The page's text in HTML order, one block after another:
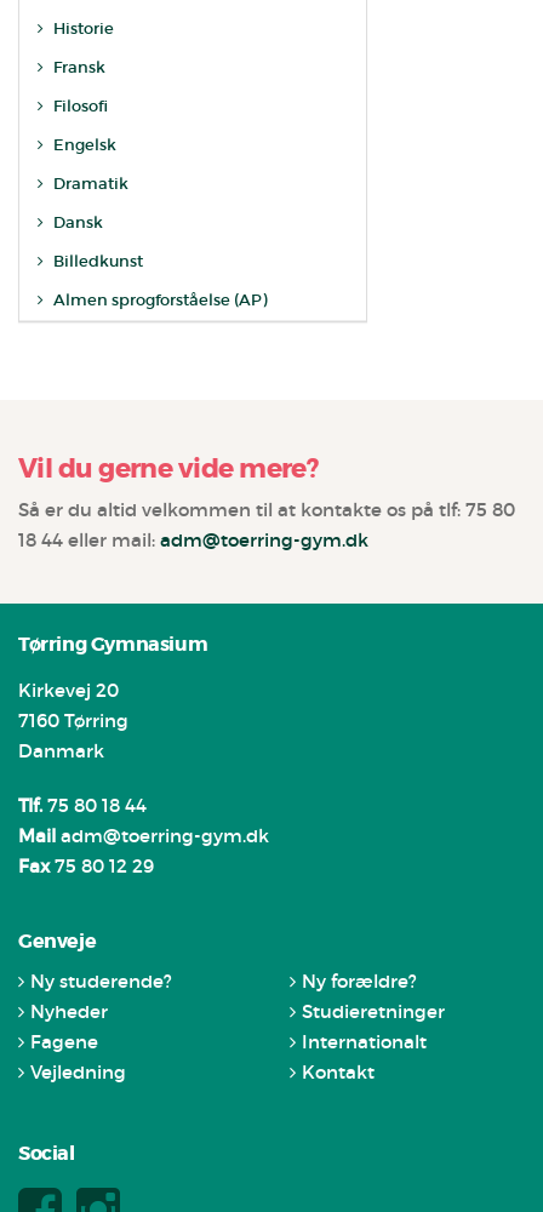
Historie
Fransk
Filosofi
Engelsk
Dramatik
Dansk
Billedkunst
Almen sprogforståelse (AP)
Vil du gerne vide mere?
Så er du altid velkommen til at kontakte os på tlf: 75 80
18 44 eller mail: adm@toerring-gym.dk
Tørring Gymnasium
Kirkevej 20
7160 Tørring
Danmark
Tlf.75 80 18 44
Mail adm@toerring-gym.dk
Fax 75 80 12 29
Genveje
Ny studerende?
Ny forældre?
Nyheder
Studieretninger
Fagene
Internationalt
Vejledning
Kontakt
Social